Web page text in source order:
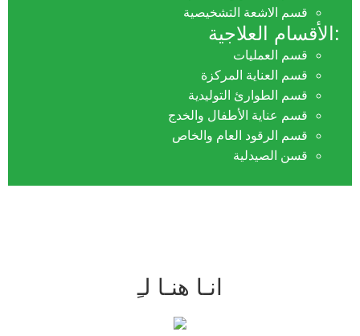
قسم الاشعة التشخيصية
:الأقسام العلاجية
قسم العمليات
قسم العناية المركزة
قسم الطوارئ التوليدية
قسم عناية الأطفال والخدج
قسم الرقود العام والخاص
قسن الصيدلية
انـا هنـا لـِ